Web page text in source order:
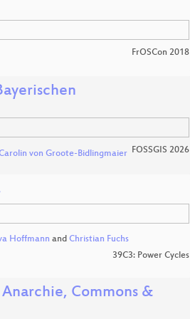
FrOSCon 2018
von Groote-Bidlingmaier FOSSGIS 2026
Hoffmann and Christian Fuchs
39C3: Power Cycles
Commons &